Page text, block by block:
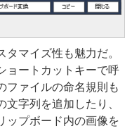
マイズ性も魅力だ。
ョートカットキーで呼
ファイルの命名規則も
字列を追加したり、
ップボード内の画像を